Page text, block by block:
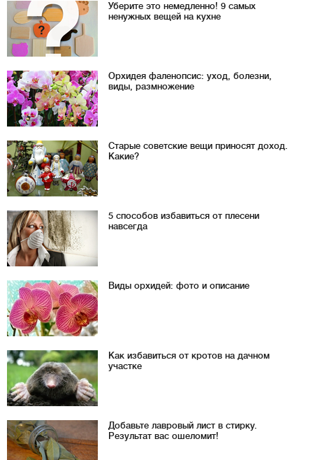
Уберите это немедленно! 9 самых
ненужных вещей на кухне
Орхидея фаленопсис: уход, болезни,
виды, размножение
Старые советские вещи приносят доход.
Какие?
5 способов избавиться от плесени
навсегда
Виды орхидей: фото и описание
Как избавиться от кротов на дачном
участке
Добавьте лавровый лист в стирку.
Результат вас ошеломит!